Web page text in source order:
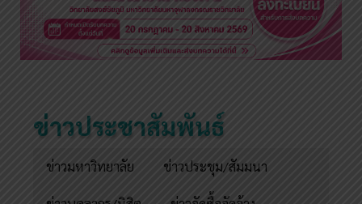
ข่าวประชาสัมพันธ์
ข่าวมหาวิทยาลัย ข่าวประชุม/สัมมนา